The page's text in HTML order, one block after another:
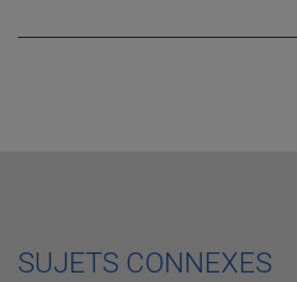
SUJETS CONNEXES